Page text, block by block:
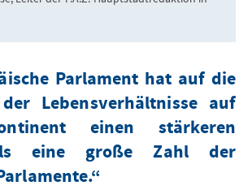
Parlament hat auf die
Lebensverhältnisse auf
einen stärkeren
eine große Zahl der